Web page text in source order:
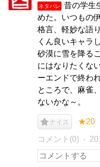
ネタバレ
昔の学生
めた。いつもの
格言、軽妙な語
くん良いキャラ
砂漠に雪を降る
にはなりたくな
ーエンドで終わ
ところで、麻雀
ないかな～。
ナイス ★20
コメント(0)